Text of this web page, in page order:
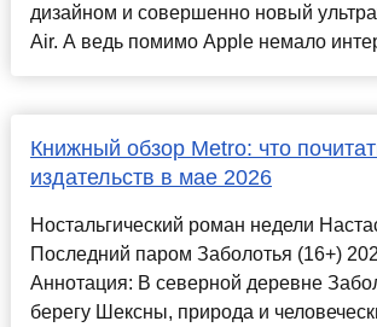
дизайном и совершенно новый
Air. А ведь помимо Apple немало
Книжный обзор Metro: что
издательств в мае 2026
Ностальгический роман недели
Последний паром Заболотья (16+)
Аннотация: В северной деревне
берегу Шексны, природа и